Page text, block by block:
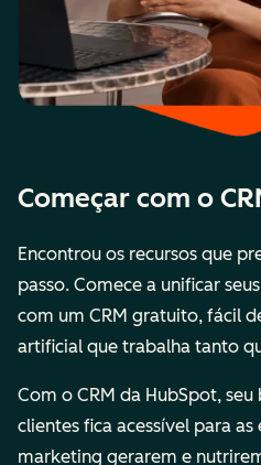
Começar com o
Encontrou os recursos que
passo. Comece a unificar
com um CRM gratuito, fácil
artificial que trabalha tanto
Com o CRM da HubSpot,
clientes fica acessível para
marketing gerarem e